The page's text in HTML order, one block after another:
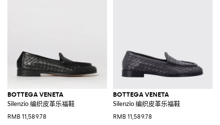
BOTTEGA VENETA
Silenzio 编织皮革乐福鞋
RMB 11,589.78
BOTTEGA VENETA
Silenzio 编织皮革乐福鞋
RMB 11,589.78